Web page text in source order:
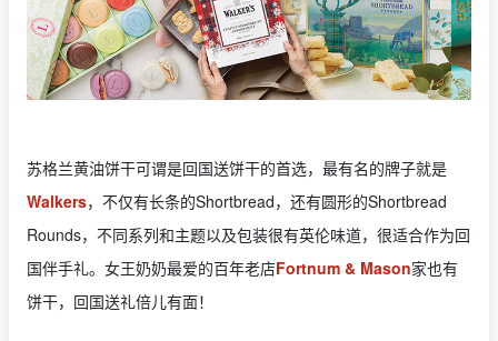
苏格兰黄油饼干可谓是回国送饼干的首选，最有名的牌子就是
Walkers，不仅有长条的Shortbread，还有圆形的Shortbread
Rounds，不同系列和主题以及包装很有英伦味道，很适合作为回
国伴手礼。女王奶奶最爱的百年老店Fortnum & Mason家也有
饼干，回国送礼倍儿有面！